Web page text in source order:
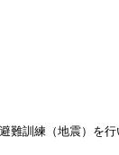
避難訓練（地震）を行